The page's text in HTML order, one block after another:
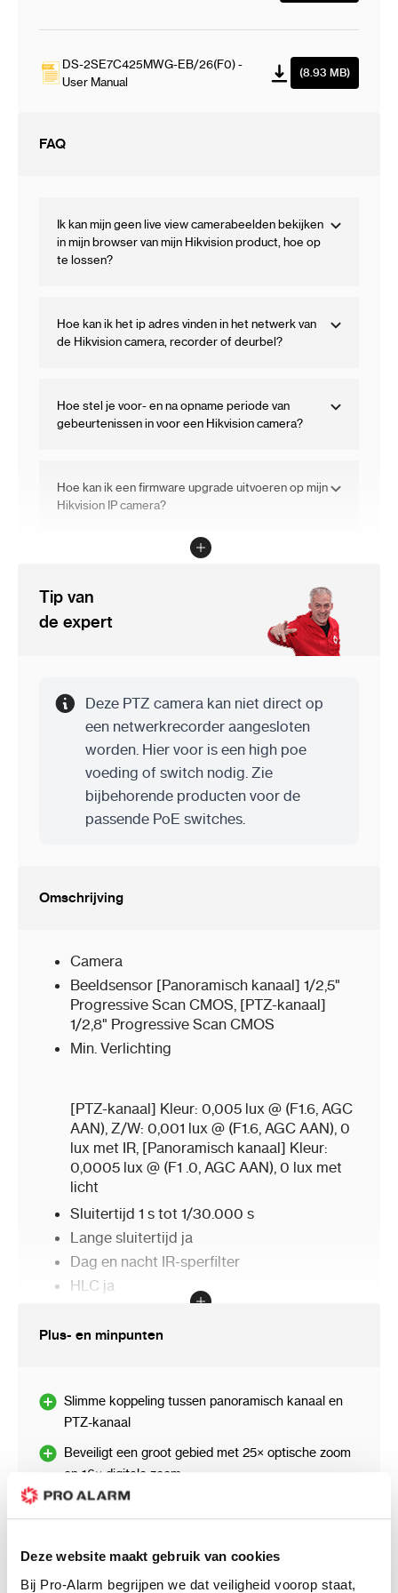
Deze website maakt gebruik van cookies
Bij Pro-Alarm begrijpen we dat veiligheid voorop staat,
DS-2SE7C425MWG-EB/26(F0) -
User Manual
(8.93 MB)
FAQ
Ik kan mijn geen live view camerabeelden bekijken
in mijn browser van mijn Hikvision product, hoe op
te lossen?
Hoe kan ik het ip adres vinden in het netwerk van
de Hikvision camera, recorder of deurbel?
Hoe stel je voor- en na opname periode van
gebeurtenissen in voor een Hikvision camera?
Hoe kan ik een firmware upgrade uitvoeren op mijn
Hikvision IP camera?
Waar kan ik de laatste Hikvision firmware versie
Hoe kan ik mijn Hikvision camera, recorder of
intercom toevoegen aan mijn app?
Wat mag via de Wet- en regelgeving
Moet ik een montagebox of camerabeugel
Tip van
de expert
Info
Deze PTZ camera kan niet direct op
een netwerkrecorder aangesloten
worden. Hier voor is een high poe
voeding of switch nodig. Zie
bijbehorende producten voor de
passende PoE switches.
Omschrijving
Camera
Beeldsensor [Panoramisch kanaal] 1/2,5"
Progressive Scan CMOS, [PTZ-kanaal]
1/2,8" Progressive Scan CMOS
Min. Verlichting
[PTZ-kanaal] Kleur: 0,005 lux @ (F1.6, AGC
AAN), Z/W: 0,001 lux @ (F1.6, AGC AAN), 0
lux met IR, [Panoramisch kanaal] Kleur:
0,0005 lux @ (F1 .0, AGC AAN), 0 lux met
licht
Sluitertijd 1 s tot 1/30.000 s
Lange sluitertijd ja
Dag en nacht IR-sperfilter
HLC ja
Witbalans
Max. Resolutie[Panoramisch kanaal] 3632
× 1632, [PTZ-kanaal] 2560 × 1440
Lens
gezichtsveld: 180°±10°, verticaal
gezichtsveld: 80°±5°, [PTZ-kanaal]
FocusAuto, semi-automatisch, handmatig
Zoomsnelheid[Panoramisch kanaal] Nee,
Plus- en minpunten
Slimme koppeling tussen panoramisch kanaal en
PTZ-kanaal
Beveiligt een groot gebied met 25× optische zoom
en 16× digitale zoom
Uitgebreid nachtzicht met maximaal 200 m IR-
Zwaar